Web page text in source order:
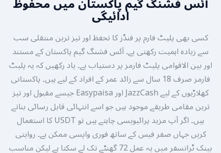
ادائیگی
کسی بھی پلیٹ فارم پر فنڈز کا تحفظ اور تیز ترین منتقلی سب
سے زیادہ اہمیت رکھتی ہے۔ آئس فشنگ گیم پاکستان کے مستند
اور بین الاقوامی پلیٹ فارمز پر دستیاب ہے۔ یاد رکھیں کہ یہ پلیٹ
فارمز صرف 18 سال سے زائد عمر کے افراد کے لیے ہیں۔ پاکستانی
کھلاڑیوں کے لیے JazzCash اور Easypaisa جیسے مقبول اور تیز
ترین مقامی طریقے موجود ہیں جو اسے انتہائی قابل رسائی بناتے
ہیں۔ اگر آپ مزید پرائیویسی چاہتے ہیں تو USDT کا استعمال
کریں جہاں صفر فیس کے ساتھ فوری واپسی ممکن ہے۔ روایتی
بینک ٹرانسفر میں یہ عمل 72 گھنٹے تک لے سکتا ہے لیکن مناسب